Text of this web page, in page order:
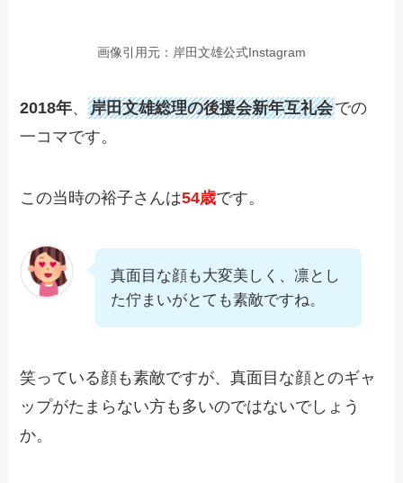
画像引用元：岸田文雄公式Instagram
2018年、岸田文雄総理の後援会新年互礼会での
一コマです。
この当時の裕子さんは54歳です。
真面目な顔も大変美しく、凛とし
た佇まいがとても素敵ですね。
笑っている顔も素敵ですが、真面目な顔とのギャ
ップがたまらない方も多いのではないでしょう
か。